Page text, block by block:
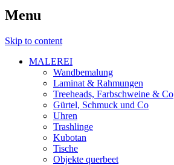
Menu
Skip to content
MALEREI
Wandbemalung
Laminat & Rahmungen
Treeheads, Farbschweine & Co
Gürtel, Schmuck und Co
Uhren
Trashlinge
Kubotan
Tische
Objekte querbeet